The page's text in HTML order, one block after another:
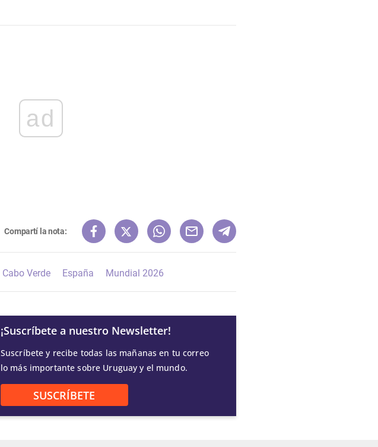
ad
Compartí la nota:
Cabo Verde España Mundial 2026
¡Suscríbete a nuestro Newsletter!
Suscríbete y recibe todas las mañanas en tu correo
lo más importante sobre Uruguay y el mundo.
SUSCRÍBETE